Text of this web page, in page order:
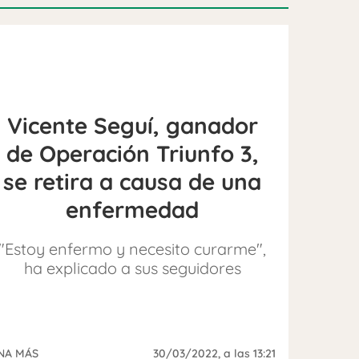
Vicente Seguí, ganador
de Operación Triunfo 3,
se retira a causa de una
enfermedad
enfermo y necesito curarme",
ha explicado a sus seguidores
MÁS 30/03/2022, a las 13:21